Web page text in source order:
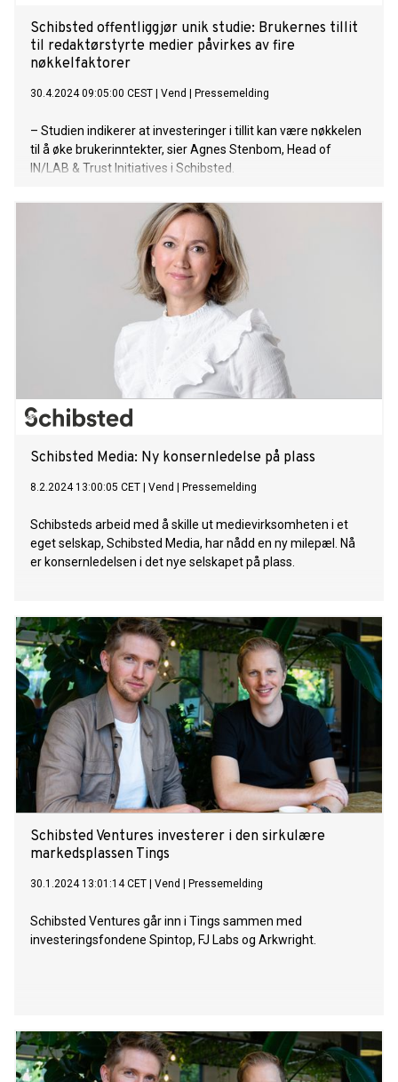
Schibsted offentliggjør unik studie: Brukernes tillit
til redaktørstyrte medier påvirkes av fire
nøkkelfaktorer
30.4.2024 09:05:00 CEST Vend Pressemelding
– Studien indikerer at investeringer i tillit kan være nøkkelen
til å øke brukerinntekter, sier Agnes Stenbom, Head of
IN/LAB & Trust Initiatives i Schibsted.
Schibsted Media: Ny konsernledelse på plass
8.2.2024 13:00:05 CET Vend Pressemelding
Schibsteds arbeid med å skille ut medievirksomheten i et
eget selskap, Schibsted Media, har nådd en ny milepæl. Nå
er konsernledelsen i det nye selskapet på plass.
Schibsted Ventures investerer i den sirkulære
markedsplassen Tings
30.1.2024 13:01:14 CET Vend Pressemelding
Schibsted Ventures går inn i Tings sammen med
investeringsfondene Spintop, FJ Labs og Arkwright.